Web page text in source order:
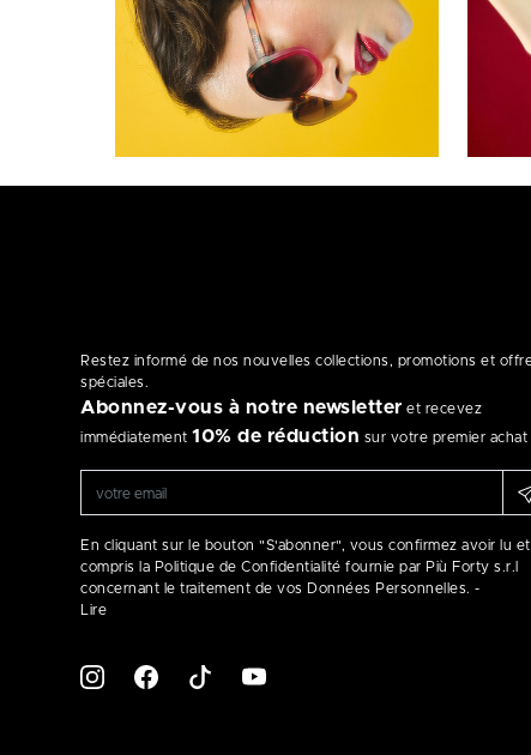
Restez informé de nos nouvelles collections, promotions et
spéciales.
Abonnez-vous à notre newsletter et recevez
immédiatement 10% de réduction sur votre premier achat
En cliquant sur le bouton "S'abonner", vous confirmez avoir lu et
compris la Politique de Confidentialité fournie par Più Forty s.r.l
concernant le traitement de vos Données Personnelles. -
Lire